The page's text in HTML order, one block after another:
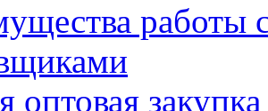
работы
оптовая